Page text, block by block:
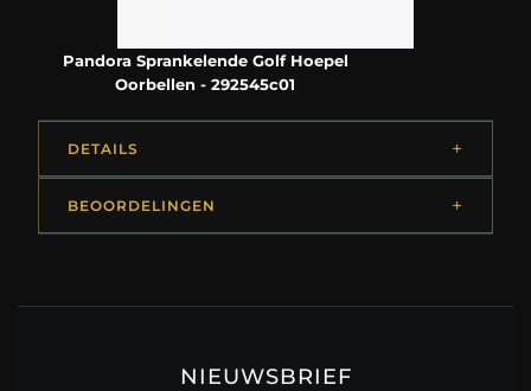
Pandora Sprankelende Golf Hoepel
Oorbellen - 292545c01
DETAILS
BEOORDELINGEN
NIEUWSBRIEF